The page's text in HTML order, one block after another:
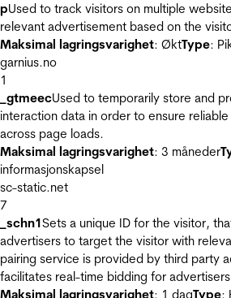
pUsed to track visitors on multiple
relevant advertisement based on the
Maksimal lagringsvarighet: ØktType:
garnius.no
1
_gtmeecUsed to temporarily store and
interaction data in order to ensure
across page loads.
Maksimal lagringsvarighet: 3 måneder
informasjonskapsel
sc-static.net
7
_schn1Sets a unique ID for the visitor,
advertisers to target the visitor with
pairing service is provided by third party
facilitates real-time bidding for
Maksimal lagringsvarighet: 1 dagType: